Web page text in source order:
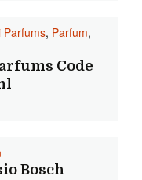
Parfums, Parfum,
Code
Bosch